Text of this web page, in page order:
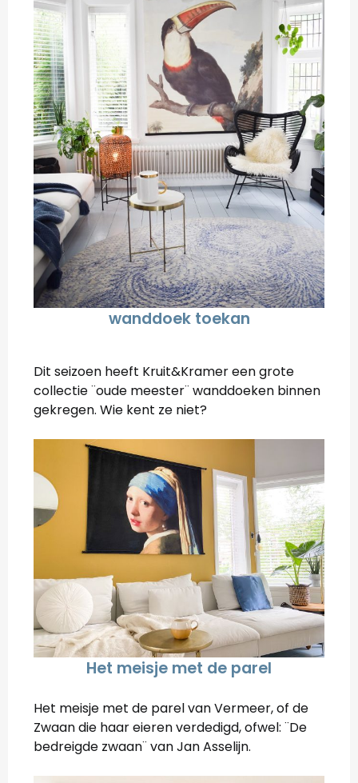
wanddoek toekan
Dit seizoen heeft Kruit&Kramer een grote
collectie ¨oude meester¨ wanddoeken binnen
gekregen. Wie kent ze niet?
Het meisje met de parel
Het meisje met de parel van Vermeer, of de
Zwaan die haar eieren verdedigd, ofwel: ¨De
bedreigde zwaan¨ van Jan Asselijn.